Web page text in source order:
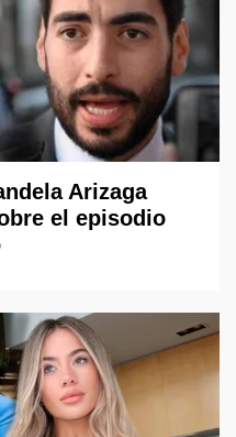
Arizaga
el episodio